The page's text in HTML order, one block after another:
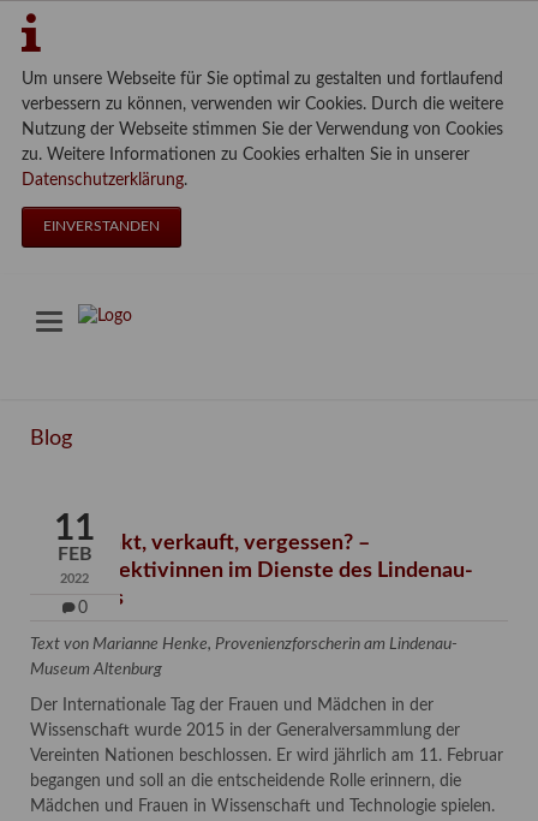
Um unsere Webseite für Sie optimal zu gestalten und fortlaufend
verbessern zu können, verwenden wir Cookies. Durch die weitere
Nutzung der Webseite stimmen Sie der Verwendung von Cookies
zu. Weitere Informationen zu Cookies erhalten Sie in unserer
Datenschutzerklärung.
EINVERSTANDEN
Blog
11
FEB
2022
0
Verschenkt, verkauft, vergessen? –
Kunstdetektivinnen im Dienste des Lindenau-
Museums
Text von Marianne Henke, Provenienzforscherin am Lindenau-
Museum Altenburg
Der Internationale Tag der Frauen und Mädchen in der
Wissenschaft wurde 2015 in der Generalversammlung der
Vereinten Nationen beschlossen. Er wird jährlich am 11. Februar
begangen und soll an die entscheidende Rolle erinnern, die
Mädchen und Frauen in Wissenschaft und Technologie spielen.